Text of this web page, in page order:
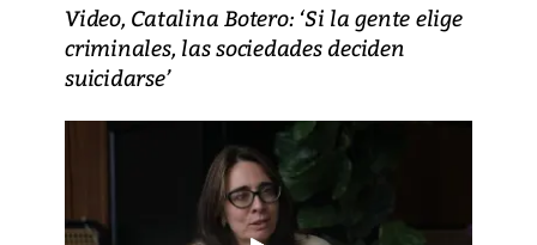
Video, Catalina Botero: ‘Si la gente elige
criminales, las sociedades deciden
suicidarse’